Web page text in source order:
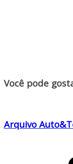
Você pode
Arquivo